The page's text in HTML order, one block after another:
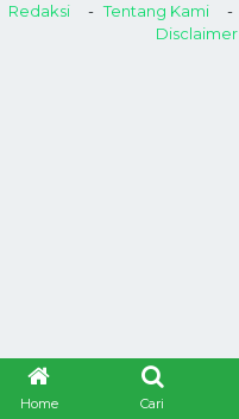
Home Cari
Redaksi Tentang Kami
Disclaimer